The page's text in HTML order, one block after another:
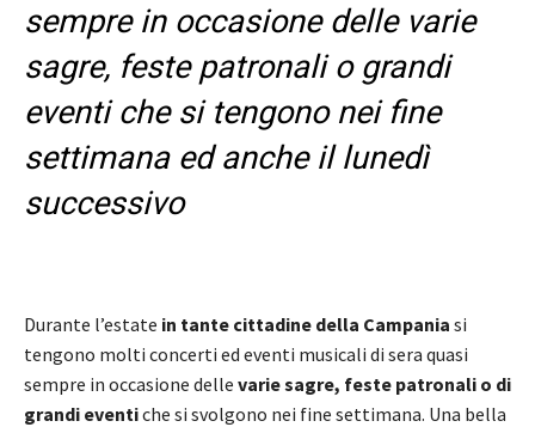
sempre in occasione delle varie
sagre, feste patronali o grandi
eventi che si tengono nei fine
settimana ed anche il lunedì
successivo
Durante l’estate in tante cittadine della Campania si
tengono molti concerti ed eventi musicali di sera quasi
sempre in occasione delle varie sagre, feste patronali o di
grandi eventiche si svolgono nei fine settimana. Una bella